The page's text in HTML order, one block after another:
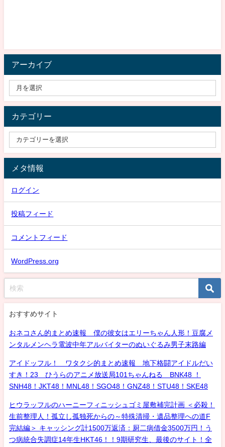
アーカイブ
カテゴリー
メタ情報
ログイン
投稿フィード
コメントフィード
WordPress.org
おすすめサイト
おネコさん的まとめ速報 僕の彼女はエリーちゃん人形！豆腐メ
ンタルメンヘラ電波中年アルバイターのぬいぐるみ男子末路編
アイドッフル！ ワタクシ的まとめ速報 地下格闘アイドルだい
すき！23 ひうらのアニメ放送局101ちゃんねる BNK48 ！
SNH48！JKT48！MNL48！SGO48！GNZ48！STU48！SKE48
ヒウラッフルのハーニーフィニッシュゴミ屋敷補完計画 ＜必殺！
生前整理人！孤立し孤独死からの～特殊清掃・遺品整理への道F
完結編＞ キャッシング計1500万返済：厨二病借金3500万円！う
つ病統合失調症14年生HKT46！！9期研究生、最後のサイト！全